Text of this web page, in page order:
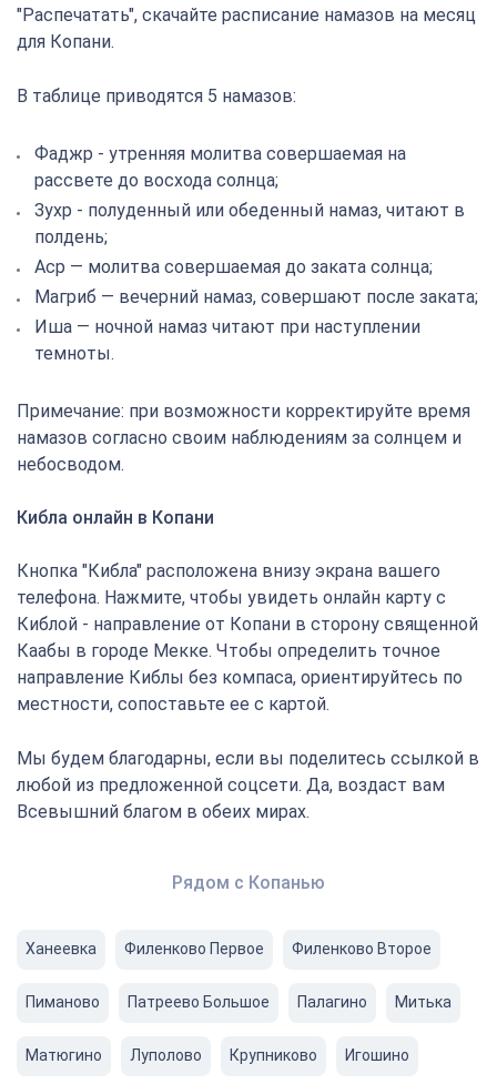
"Распечатать", скачайте расписание намазов на месяц
для Копани.
В таблице приводятся 5 намазов:
Фаджр - утренняя молитва совершаемая на
рассвете до восхода солнца;
Зухр - полуденный или обеденный намаз, читают в
полдень;
Аср — молитва совершаемая до заката солнца;
Магриб — вечерний намаз, совершают после заката;
Иша — ночной намаз читают при наступлении
темноты.
Примечание: при возможности корректируйте время
намазов согласно своим наблюдениям за солнцем и
небосводом.
Кибла онлайн в Копани
Кнопка "Кибла" расположена внизу экрана вашего
телефона. Нажмите, чтобы увидеть онлайн карту с
Киблой - направление от Копани в сторону священной
Каабы в городе Мекке. Чтобы определить точное
направление Киблы без компаса, ориентируйтесь по
местности, сопоставьте ее с картой.
Мы будем благодарны, если вы поделитесь ссылкой в
любой из предложенной соцсети. Да, воздаст вам
Всевышний благом в обеих мирах.
Рядом с Копанью
Ханеевка Филенково Первое Филенково Второе
Пиманово Патреево Большое Палагино Митька
Матюгино Луполово Крупниково Игошино